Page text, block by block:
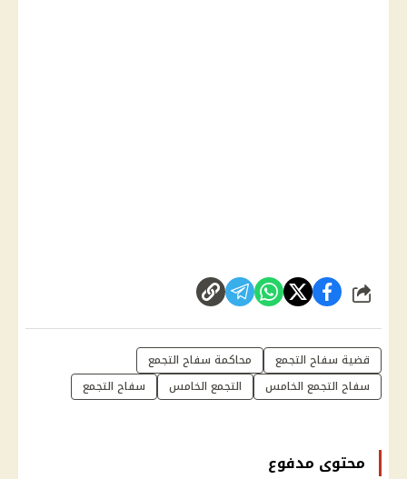
شارك
قضية سفاح التجمع
محاكمة سفاح التجمع
سفاح التجمع الخامس
التجمع الخامس سفاح التجمع
محتوى مدفوع